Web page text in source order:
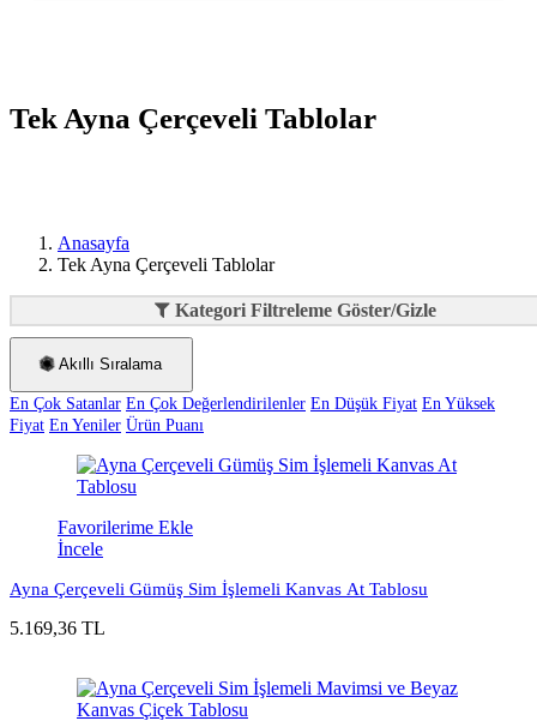
Tek Ayna Çerçeveli Tablolar
Anasayfa
Tek Ayna Çerçeveli Tablolar
Kategori Filtreleme Göster/Gizle
Akıllı Sıralama
En Çok Satanlar En Çok Değerlendirilenler En Düşük Fiyat En Yüksek
Fiyat En Yeniler Ürün Puanı
Favorilerime Ekle
İncele
Ayna Çerçeveli Gümüş Sim İşlemeli Kanvas At Tablosu
5.169,36 TL